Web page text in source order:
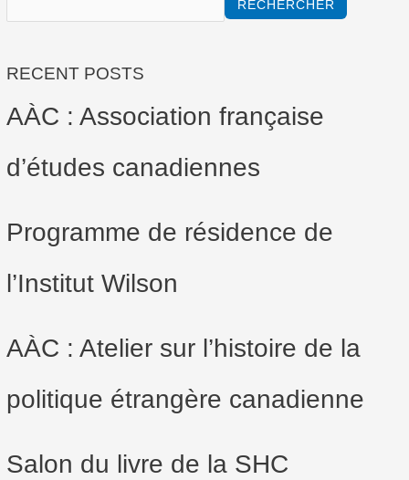
RECHERCHER
RECENT POSTS
AÀC : Association française
d’études canadiennes
Programme de résidence de
l’Institut Wilson
AÀC : Atelier sur l’histoire de la
politique étrangère canadienne
Salon du livre de la SHC